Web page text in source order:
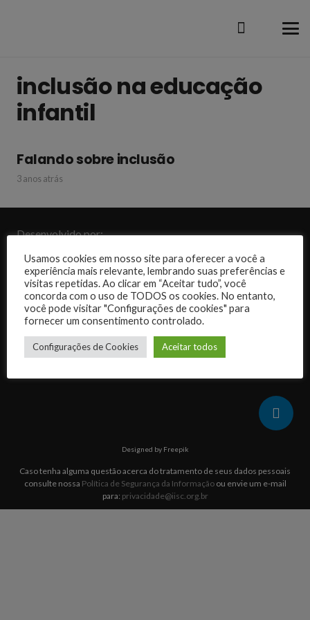
inclusão na educação
infantil
Falando sobre inclusão
3 anos atrás
Desenvolvido por:
Quem somos
Arquivos
Designed by Freepik
Caso tenha alguma questão acerca do tratamento de seus dados pessoais
consulte nossa Política de Segurança da Informaçãoou envie um e-mail
para: privacidade@iisc.org.br
Usamos cookies em nosso site para oferecer a você a
experiência mais relevante, lembrando suas preferências e
visitas repetidas. Ao clicar em “Aceitar tudo”, você
concorda com o uso de TODOS os cookies. No entanto,
você pode visitar "Configurações de cookies" para
fornecer um consentimento controlado.
Configurações de Cookies Aceitar todos